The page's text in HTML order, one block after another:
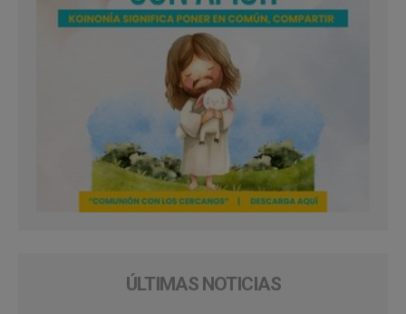
ÚLTIMAS NOTICIAS